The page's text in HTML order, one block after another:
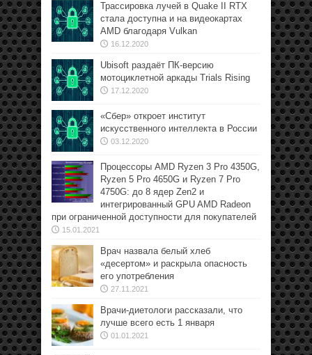
Трассировка лучей в Quake II RTX
стала доступна и на видеокартах
AMD благодаря Vulkan
16.12.2020
Ubisoft раздаёт ПК-версию
мотоциклетной аркады Trials Rising
17.12.2020
«Сбер» откроет институт
искусственного интеллекта в России
03.12.2020
Процессоры AMD Ryzen 3 Pro 4350G,
Ryzen 5 Pro 4650G и Ryzen 7 Pro
4750G: до 8 ядер Zen2 и
интегрированный GPU AMD Radeon
при ограниченной доступности для покупателей
15.01.2021
Врач назвала белый хлеб
«десертом» и раскрыла опасность
его употребления
27.11.2021
Врачи-диетологи рассказали, что
лучше всего есть 1 января
01.01.2021